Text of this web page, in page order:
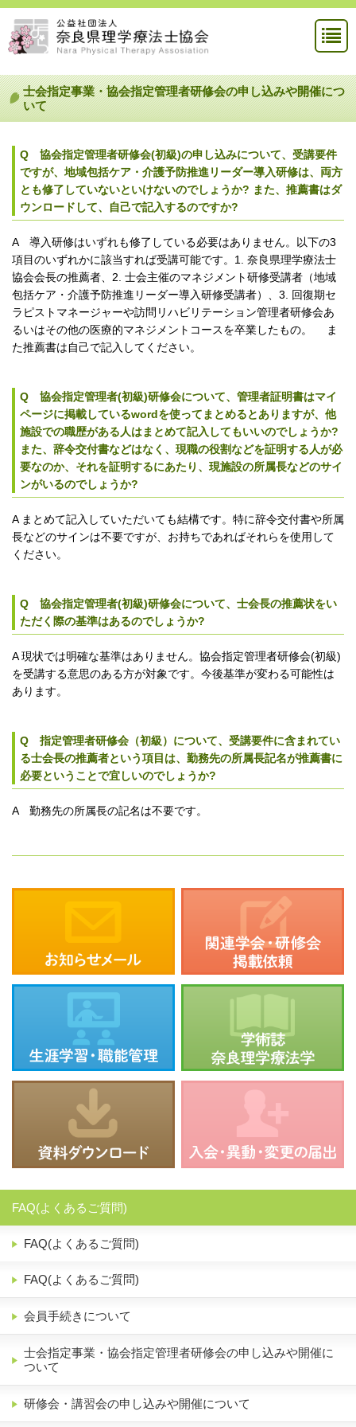
士会指定事業・協会指定管理者研修会の申し込みや開催につ
いて
Q 協会指定管理者研修会(初級)の申し込みについて、受講要件
ですが、地域包括ケア・介護予防推進リーダー導入研修は、両方
とも修了していないといけないのでしょうか? また、推薦書はダ
ウンロードして、自己で記入するのですか?
A 導入研修はいずれも修了している必要はありません。以下の3
項目のいずれかに該当すれば受講可能です。1. 奈良県理学療法士
協会会長の推薦者、2. 士会主催のマネジメント研修受講者（地域
包括ケア・介護予防推進リーダー導入研修受講者）、3. 回復期セ
ラピストマネージャーや訪問リハビリテーション管理者研修会あ
るいはその他の医療的マネジメントコースを卒業したもの。
ま
た推薦書は自己で記入してください。
Q 協会指定管理者(初級)研修会について、管理者証明書はマイ
ページに掲載しているwordを使ってまとめるとありますが、他
施設での職歴がある人はまとめて記入してもいいのでしょうか?
また、辞令交付書などはなく、現職の役割などを証明する人が必
要なのか、それを証明するにあたり、現施設の所属長などのサイ
ンがいるのでしょうか?
A まとめて記入していただいても結構です。特に辞令交付書や所属
長などのサインは不要ですが、お持ちであればそれらを使用して
ください。
Q 協会指定管理者(初級)研修会について、士会長の推薦状をい
ただく際の基準はあるのでしょうか?
A 現状では明確な基準はありません。協会指定管理者研修会(初級)
を受講する意思のある方が対象です。今後基準が変わる可能性は
あります。
Q 指定管理者研修会（初級）について、受講要件に含まれてい
る士会長の推薦者という項目は、勤務先の所属長記名が推薦書に
必要ということで宜しいのでしょうか?
A 勤務先の所属長の記名は不要です。
FAQ(よくあるご質問)
FAQ(よくあるご質問)
FAQ(よくあるご質問)
会員手続きについて
士会指定事業・協会指定管理者研修会の申し込みや開催に
ついて
研修会・講習会の申し込みや開催について